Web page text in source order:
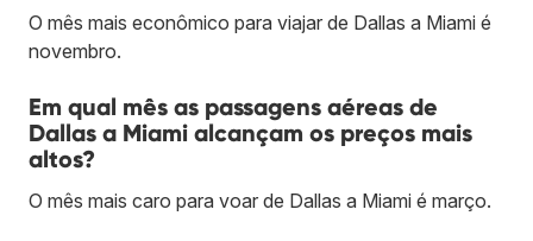
O mês mais econômico para viajar de Dallas a Miami é
novembro.
Em qual mês as passagens aéreas de
Dallas a Miami alcançam os preços mais
altos?
O mês mais caro para voar de Dallas a Miami é março.